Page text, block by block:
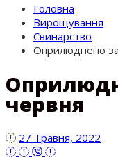
Головна
Вирощування
Свинарство
Оприлюднено
червня
27 Травня, 2022